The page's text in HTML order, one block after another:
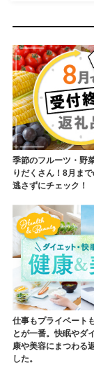
八幡平市 NPO法人
季節のフルーツ・野
りだくさん！8月ま
逃さずにチェック！
仕事もプライベート
とが一番。快眠やダ
康や美容にまつわる
した。